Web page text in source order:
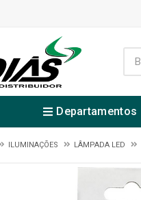
Departamentos
ILUMINAÇÕES LÂMPADA LED